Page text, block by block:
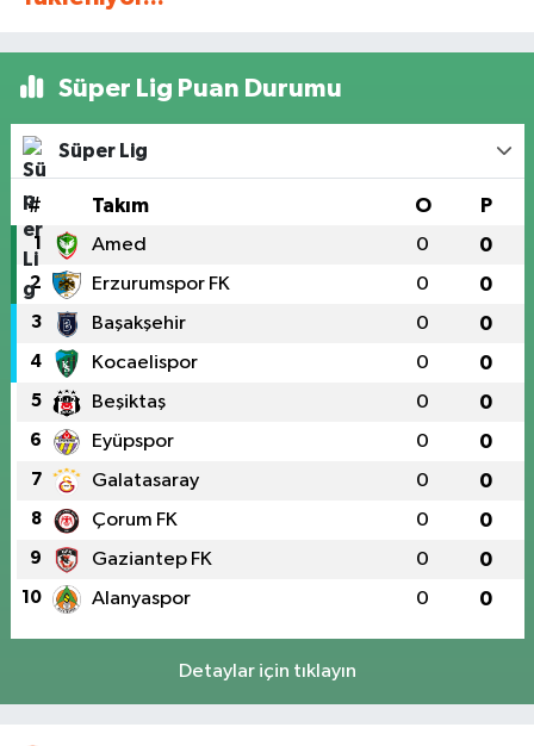
Süper Lig Puan Durumu
Süper Lig
# Takım O P
1 Amed 0 0
2 Erzurumspor FK 0 0
3 Başakşehir 0 0
4 Kocaelispor 0 0
5 Beşiktaş 0 0
6 Eyüpspor 0 0
7 Galatasaray 0 0
8 Çorum FK 0 0
9 Gaziantep FK 0 0
10 Alanyaspor 0 0
Detaylar için tıklayın